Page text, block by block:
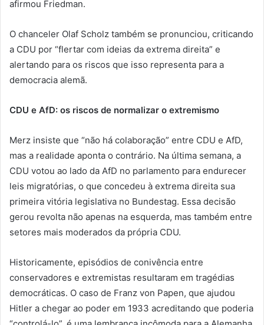
afirmou Friedman.
O chanceler Olaf Scholz também se pronunciou, criticando
a CDU por “flertar com ideias da extrema direita” e
alertando para os riscos que isso representa para a
democracia alemã.
CDU e AfD: os riscos de normalizar o extremismo
Merz insiste que “não há colaboração” entre CDU e AfD,
mas a realidade aponta o contrário. Na última semana, a
CDU votou ao lado da AfD no parlamento para endurecer
leis migratórias, o que concedeu à extrema direita sua
primeira vitória legislativa no Bundestag. Essa decisão
gerou revolta não apenas na esquerda, mas também entre
setores mais moderados da própria CDU.
Historicamente, episódios de conivência entre
conservadores e extremistas resultaram em tragédias
democráticas. O caso de Franz von Papen, que ajudou
Hitler a chegar ao poder em 1933 acreditando que poderia